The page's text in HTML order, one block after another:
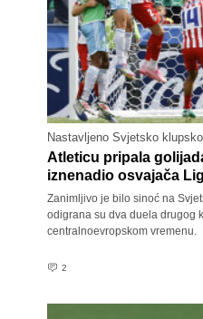
Nastavljeno Svjetsko
Atleticu pripala
iznenadio osvajača
Zanimljivo je bilo sinoć na
odigrana su dva duela drugog
centralnoevropskom vremenu.
2